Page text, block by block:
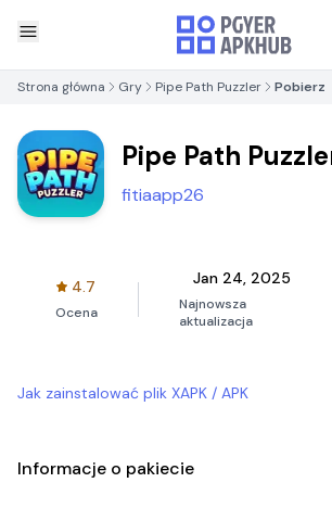
Strona główna Gry Pipe Path Puzzler Pobierz
Pipe Path
fitiaapp26
4.7
Ocena
Jan 24, 2025
Najnowsza
aktualizacja
Jak zainstalować plik XAPK / APK
Informacje o pakiecie